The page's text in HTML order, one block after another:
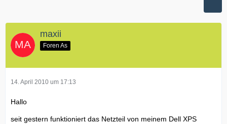
maxii
Foren As
14. April 2010 um 17:13
Hallo
seit gestern funktioniert das Netzteil von meinem Dell XPS